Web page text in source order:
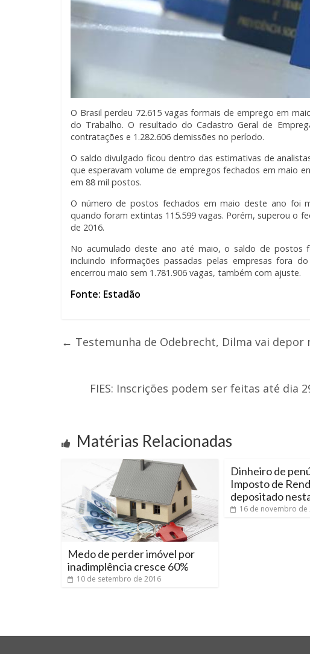
O Brasil perdeu 72.615 vagas formais de emprego em
do Trabalho. O resultado do Cadastro Geral de
contratações e 1.282.606 demissões no período.
O saldo divulgado ficou dentro das estimativas de
que esperavam volume de empregos fechados em maio
em 88 mil postos.
O número de postos fechados em maio deste ano foi
quando foram extintas 115.599 vagas. Porém, superou o
de 2016.
No acumulado deste ano até maio, o saldo de postos
incluindo informações passadas pelas empresas fora
encerrou maio sem 1.781.906 vagas, também com ajuste.
Fonte: Estadão
← Testemunha de Odebrecht, Dilma vai depor
FIES: Inscrições podem ser feitas até dia
Matérias Relacionadas
Medo de perder imóvel por
inadimplência cresce 60%
10 de setembro de 2016
Dinheiro de
Imposto de
depositado
16 de novembro de